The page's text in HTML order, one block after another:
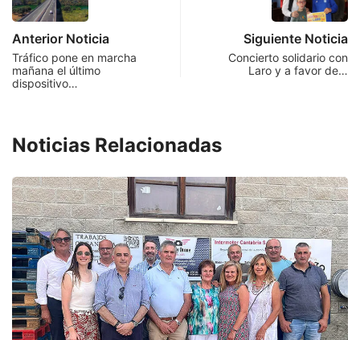
Anterior Noticia
Tráfico pone en marcha
mañana el último
dispositivo…
Siguiente Noticia
Concierto solidario con
Laro y a favor de…
Noticias Relacionadas